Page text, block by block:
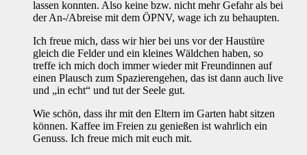
lassen konnten. Also keine bzw. nicht mehr Gefahr als bei
der An-/Abreise mit dem ÖPNV, wage ich zu behaupten.
Ich freue mich, dass wir hier bei uns vor der Haustüre
gleich die Felder und ein kleines Wäldchen haben, so
treffe ich mich doch immer wieder mit Freundinnen auf
einen Plausch zum Spazierengehen, das ist dann auch live
und „in echt“ und tut der Seele gut.
Wie schön, dass ihr mit den Eltern im Garten habt sitzen
können. Kaffee im Freien zu genießen ist wahrlich ein
Genuss. Ich freue mich mit euch mit.